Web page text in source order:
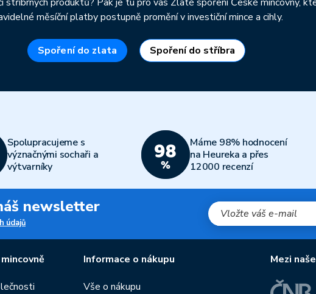
měsíční platby postupně promění v investiční mince a cihly.
Spoření do zlata Spoření do stříbra
Spolupracujeme s
význačnými sochaři a
výtvarníky
Máme 98% hodnocení
na Heureka a přes
12000 recenzí
newsletter
údajů
Informace o nákupu
Vše o nákupu
Mezi